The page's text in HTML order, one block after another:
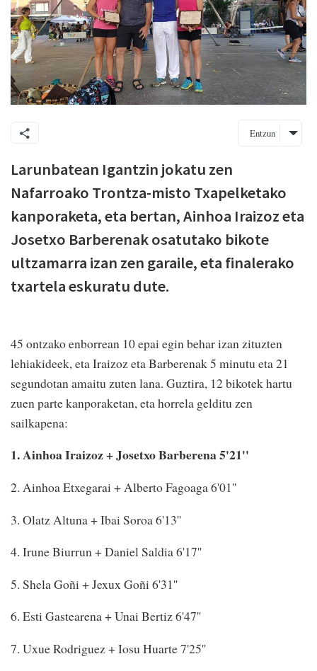
Entzun
Larunbatean Igantzin jokatu zen
Nafarroako Trontza-misto Txapelketako
kanporaketa, eta bertan, Ainhoa Iraizoz eta
Josetxo Barberenak osatutako bikote
ultzamarra izan zen garaile, eta finalerako
txartela eskuratu dute.
45 ontzako enborrean 10 epai egin behar izan zituzten
lehiakideek, eta Iraizoz eta Barberenak 5 minutu eta 21
segundotan amaitu zuten lana. Guztira, 12 bikotek hartu
zuen parte kanporaketan, eta horrela gelditu zen
sailkapena:
1. Ainhoa Iraizoz + Josetxo Barberena 5'21''
2. Ainhoa Etxegarai + Alberto Fagoaga 6'01''
3. Olatz Altuna + Ibai Soroa 6'13''
4. Irune Biurrun + Daniel Saldia 6'17''
5. Shela Goñi + Jexux Goñi 6'31''
6. Esti Gastearena + Unai Bertiz 6'47''
7. Uxue Rodriguez + Iosu Huarte 7'25''